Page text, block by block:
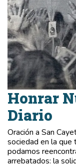
Honrar
Diario
Oración a San
sociedad en la
podamos
arrebatados: la